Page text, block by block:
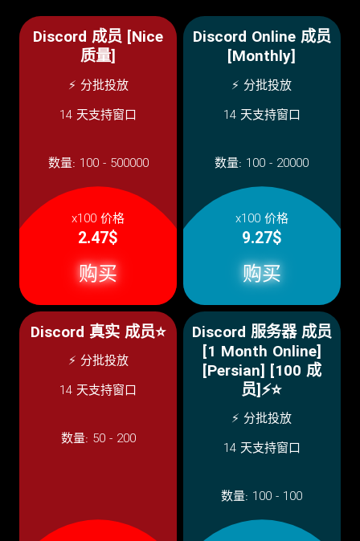
Discord 成员 [Nice
质量]
⚡ 分批投放
14 天支持窗口
数量: 100 - 500000
x100 价格
2.47$
购买
Discord Online 成员
[Monthly]
⚡ 分批投放
14 天支持窗口
数量: 100 - 20000
x100 价格
9.27$
购买
Discord 真实 成员⭐
⚡ 分批投放
14 天支持窗口
数量: 50 - 200
Discord 服务器 成员
[1 Month Online]
[Persian] [100 成
员]⚡️⭐
⚡ 分批投放
14 天支持窗口
数量: 100 - 100